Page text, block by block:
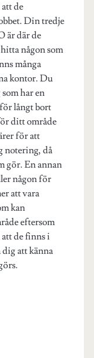
de
Din tredje
är där de
någon som
många
kontor. Du
har en
långt bort
ditt område
för att
notering, då
gör. En annan
någon för
att vara
kan
eftersom
de finns i
dig att känna